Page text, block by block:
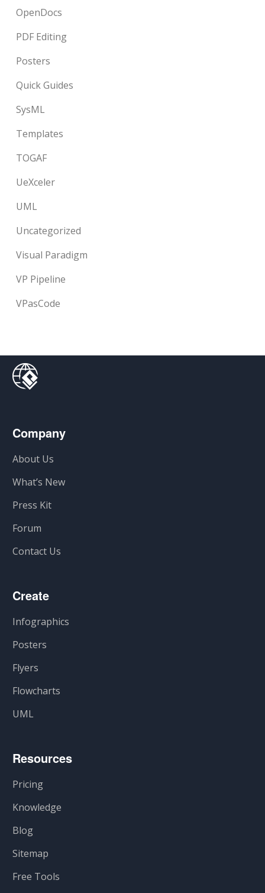
OpenDocs
PDF Editing
Posters
Quick Guides
SysML
Templates
TOGAF
UeXceler
UML
Uncategorized
Visual Paradigm
VP Pipeline
VPasCode
Company
About Us
What’s New
Press Kit
Forum
Contact Us
Create
Infographics
Posters
Flyers
Flowcharts
UML
Resources
Pricing
Knowledge
Blog
Sitemap
Free Tools